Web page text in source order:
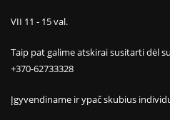
VII 11 - 15 val.
Taip pat galime atskirai susitarti dėl
+370-62733328
Įgyvendiname ir ypač skubius